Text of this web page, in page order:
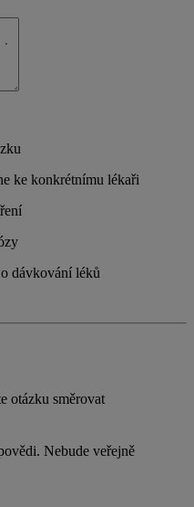
ke konkrétnímu lékaři
dávkování léků
otázku směrovat
Nebude veřejně